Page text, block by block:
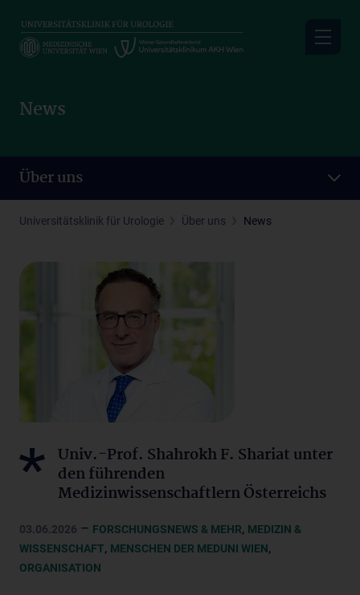
main
News
Über uns
Universitätsklinik für Urologie Über uns News
Univ.-Prof. Shahrokh F. Shariat unter
den führenden
Medizinwissenschaftlern Österreichs
03.06.2026 – FORSCHUNGSNEWS & MEHR, MEDIZIN &
WISSENSCHAFT, MENSCHEN DER MEDUNI WIEN,
ORGANISATION